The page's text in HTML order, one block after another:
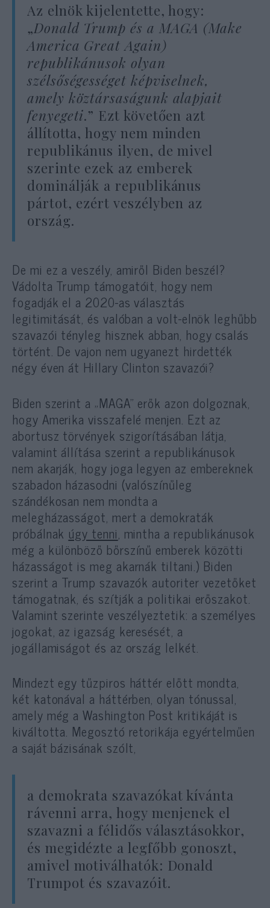
Az elnök kijelentette, hogy:
„Donald Trump és a MAGA (Make
America Great Again)
republikánusok olyan
szélsőségességet képviselnek,
amely köztársaságunk alapjait
fenyegeti.” Ezt követően azt
állította, hogy nem minden
republikánus ilyen, de mivel
szerinte ezek az emberek
dominálják a republikánus
pártot, ezért veszélyben az
ország.
De mi ez a veszély, amiről Biden beszél?
Vádolta Trump támogatóit, hogy nem
fogadják el a 2020-as választás
legitimitását, és valóban a volt-elnök leghűbb
szavazói tényleg hisznek abban, hogy csalás
történt. De vajon nem ugyanezt hirdették
négy éven át Hillary Clinton szavazói?
Biden szerint a „MAGA” erők azon dolgoznak,
hogy Amerika visszafelé menjen. Ezt az
abortusz törvények szigorításában látja,
valamint állítása szerint a republikánusok
nem akarják, hogy joga legyen az embereknek
szabadon házasodni (valószínűleg
szándékosan nem mondta a
melegházasságot, mert a demokraták
próbálnak úgy tenni, mintha a republikánusok
még a különböző bőrszínű emberek közötti
házasságot is meg akarnák tiltani.) Biden
szerint a Trump szavazók autoriter vezetőket
támogatnak, és szítják a politikai erőszakot.
Valamint szerinte veszélyeztetik: a személyes
jogokat, az igazság keresését, a
jogállamiságot és az ország lelkét.
Mindezt egy tűzpiros háttér előtt mondta,
két katonával a háttérben, olyan tónussal,
amely még a Washington Post kritikáját is
kiváltotta. Megosztó retorikája egyértelműen
a saját bázisának szólt,
a demokrata szavazókat kívánta
rávenni arra, hogy menjenek el
szavazni a félidős választásokkor,
és megidézte a legfőbb gonoszt,
amivel motiválhatók: Donald
Trumpot és szavazóit.